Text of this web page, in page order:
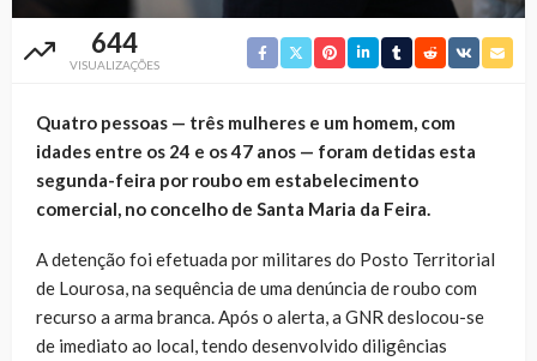
644
VISUALIZAÇÕES
Quatro pessoas — três mulheres e um homem, com
idades entre os 24 e os 47 anos — foram detidas esta
segunda-feira por roubo em estabelecimento
comercial, no concelho de Santa Maria da Feira.
A detenção foi efetuada por militares do Posto Territorial
de Lourosa, na sequência de uma denúncia de roubo com
recurso a arma branca. Após o alerta, a GNR deslocou-se
de imediato ao local, tendo desenvolvido diligências